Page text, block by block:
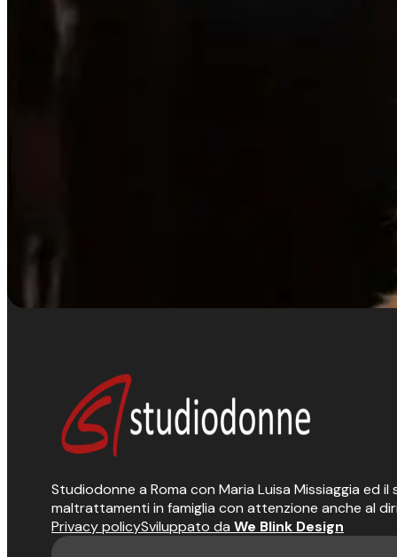
Studiodonne a Roma con Maria Luisa Missiaggia ed
maltrattamenti in famiglia con attenzione anche al
Privacy policySviluppato da We Blink Design